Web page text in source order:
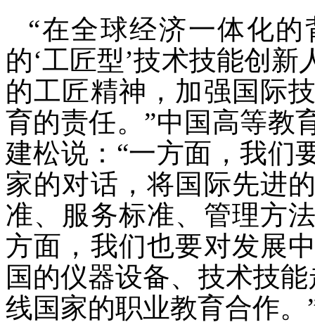
“在全球经济一体化
的‘工匠型’技术技能创
的工匠精神，加强国际
育的责任。”中国高等教
建松说：“一方面，我们
家的对话，将国际先进
准、服务标准、管理方
方面，我们也要对发展
国的仪器设备、技术技
线国家的职业教育合作。